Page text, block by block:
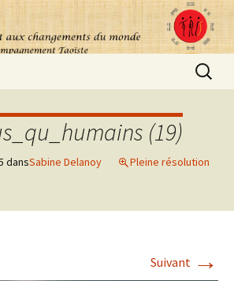
(19)
dansSabine Delanoy
Pleine résolution
Suivant →